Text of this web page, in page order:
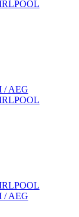
/ AEG
/ AEG